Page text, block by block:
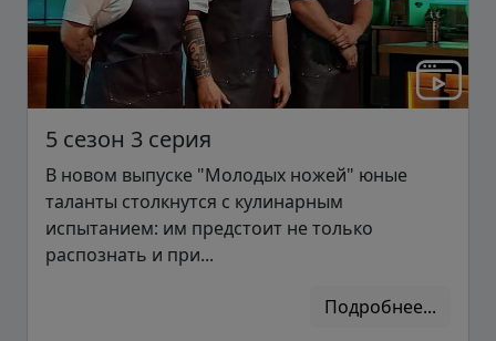
5 сезон 3 серия
В новом выпуске "Молодых ножей" юные
таланты столкнутся с кулинарным
испытанием: им предстоит не только
распознать и при...
Подробнее...